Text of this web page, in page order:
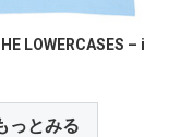
LOWERCASES – i
っとみる